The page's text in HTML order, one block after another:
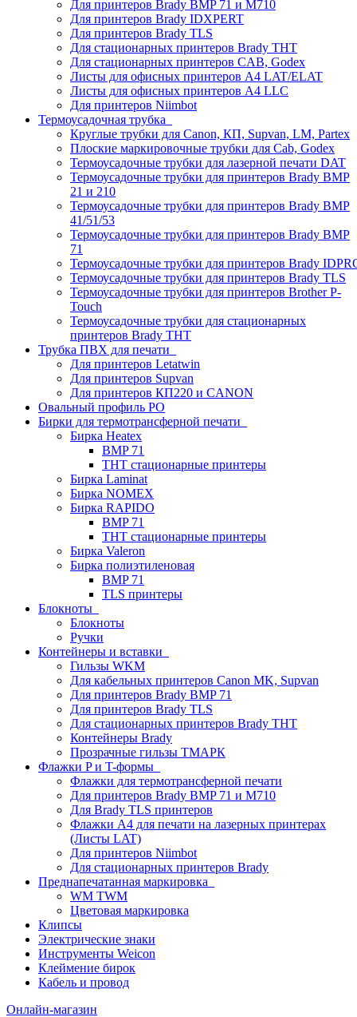
Для принтеров Brady BMP 71 и M710
Для принтеров Brady IDXPERT
Для принтеров Brady TLS
Для стационарных принтеров Brady THT
Для стационарных принтеров CAB, Godex
Листы для офисных принтеров А4 LAT/ELAT
Листы для офисных принтеров А4 LLC
Для принтеров Niimbot
Термоусадочная трубка
Круглые трубки для Canon, КП, Supvan, LM, Partex
Плоские маркировочные трубки для Cab, Godex
Термоусадочные трубки для лазерной печати DAT
Термоусадочные трубки для принтеров Brady BMP
21 и 210
Термоусадочные трубки для принтеров Brady BMP
41/51/53
Термоусадочные трубки для принтеров Brady BMP
71
Термоусадочные трубки для принтеров Brady
Термоусадочные трубки для принтеров Brady TLS
Термоусадочные трубки для принтеров Brother P-
Touch
Термоусадочные трубки для стационарных
принтеров Brady THT
Трубка ПВХ для печати
Для принтеров Letatwin
Для принтеров Supvan
Для принтеров КП220 и CANON
Овальный профиль PO
Бирки для термотрансферной печати
Бирка Heatex
BMP 71
THT стационарные принтеры
Бирка Laminat
Бирка NOMEX
Бирка RAPIDO
BMP 71
THT стационарные принтеры
Бирка Valeron
Бирка полиэтиленовая
BMP 71
TLS принтеры
Блокноты
Блокноты
Ручки
Контейнеры и вставки
Гильзы WKM
Для кабельных принтеров Canon MK, Supvan
Для принтеров Brady BMP 71
Для принтеров Brady TLS
Для стационарных принтеров Brady THT
Контейнеры Brady
Прозрачные гильзы ТМАРК
Флажки P и T-формы
Флажки для термотрансферной печати
Для принтеров Brady BMP 71 и M710
Для Brady TLS принтеров
Флажки A4 для печати на лазерных принтерах
(Листы LAT)
Для принтеров Niimbot
Для стационарных принтеров Brady
Преднапечатанная маркировка
WM TWM
Цветовая маркировка
Клипсы
Электрические знаки
Инструменты Weicon
Клеймение бирок
Кабель и провод
Онлайн-магазин